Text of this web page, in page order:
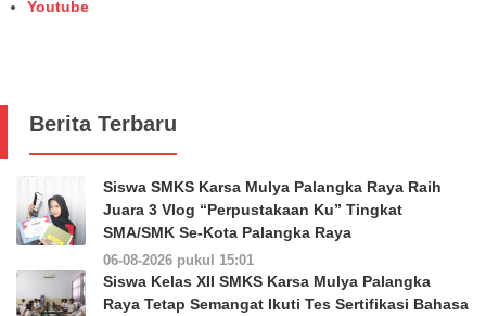
Youtube
Berita Terbaru
Siswa SMKS Karsa Mulya Palangka Raya Raih
Juara 3 Vlog “Perpustakaan Ku” Tingkat
SMA/SMK Se-Kota Palangka Raya
06-08-2026 pukul 15:01
Siswa Kelas XII SMKS Karsa Mulya Palangka
Raya Tetap Semangat Ikuti Tes Sertifikasi Bahasa